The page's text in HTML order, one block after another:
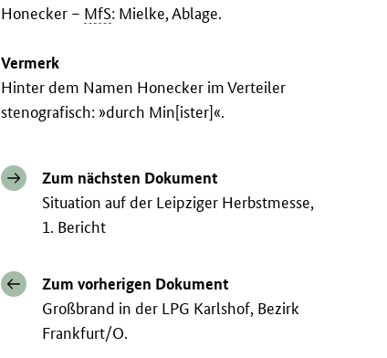
Honecker – MfS: Mielke, Ablage.
Vermerk
Hinter dem Namen Honecker im Verteiler
stenografisch: »durch Min[ister]«.
Zum nächsten Dokument
Situation auf der Leipziger Herbstmesse,
1. Bericht
Zum vorherigen Dokument
Großbrand in der LPG Karlshof, Bezirk
Frankfurt/O.